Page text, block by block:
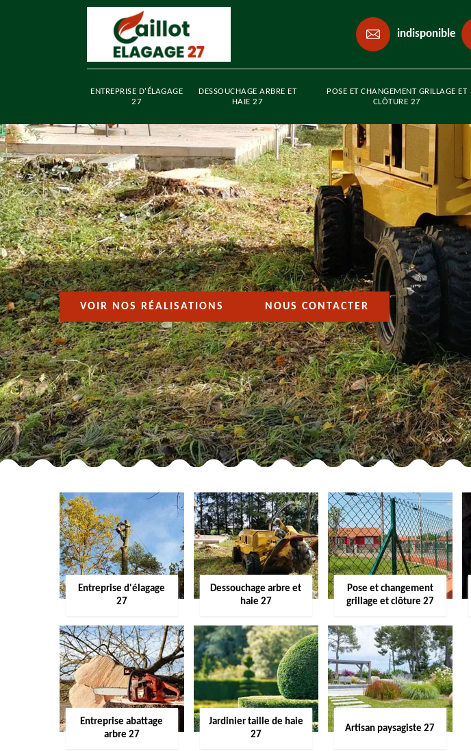
indisponible
ENTREPRISE D'ÉLAGAGE
27
DESSOUCHAGE ARBRE ET
HAIE 27
POSE ET CHANGEMENT GRILLAGE ET
CLÔTURE 27
VOIR NOS RÉALISATIONS NOUS CONTACTER
Entreprise d'élagage
27
Dessouchage arbre et
haie 27
Pose et changement
grillage et clôture 27
Entreprise abattage
arbre 27
Jardinier taille de haie
27
Artisan paysagiste 27